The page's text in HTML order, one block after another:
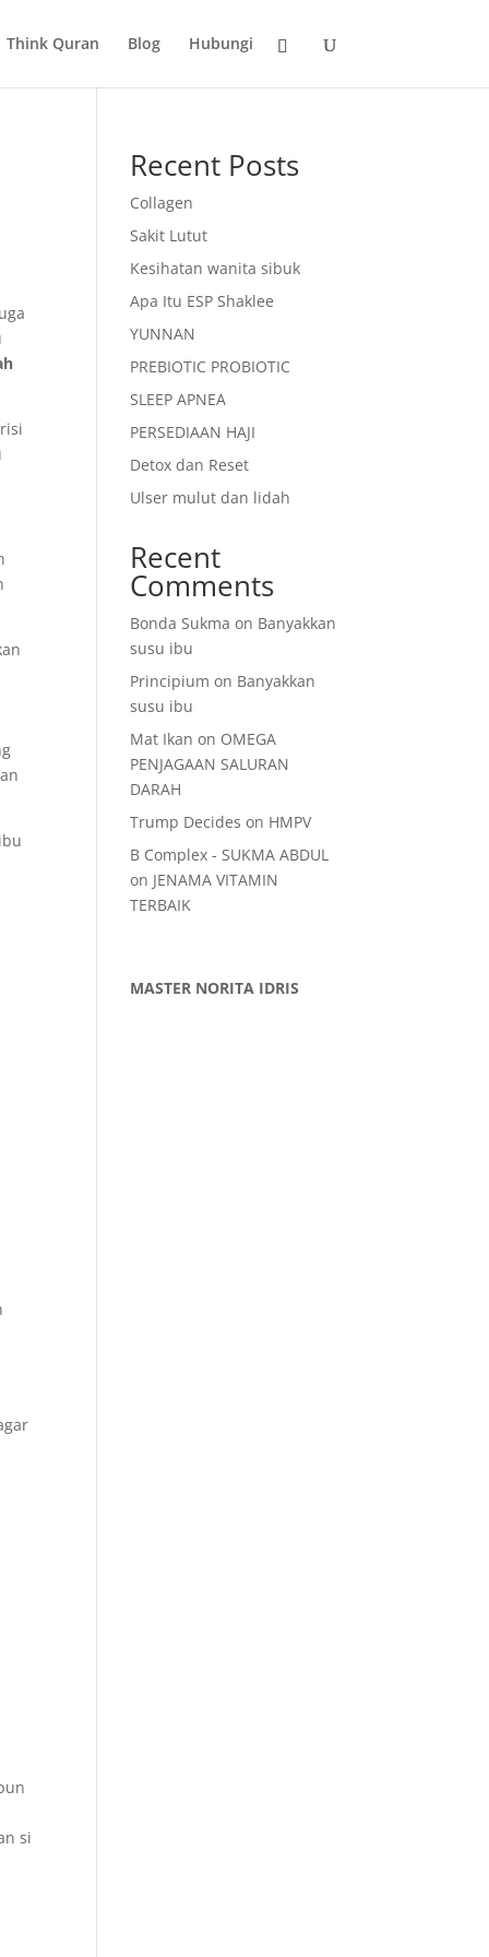
Think Quran Blog Hubungi
si
Recent Posts
Collagen
Sakit Lutut
Kesihatan wanita sibuk
Apa Itu ESP Shaklee
YUNNAN
PREBIOTIC PROBIOTIC
SLEEP APNEA
PERSEDIAAN HAJI
Detox dan Reset
Ulser mulut dan lidah
Recent
Comments
Bonda Sukma on Banyakkan
susu ibu
Principium on Banyakkan
susu ibu
Mat Ikan on OMEGA
PENJAGAAN SALURAN
DARAH
Trump Decides on HMPV
B Complex - SUKMA ABDUL
on JENAMA VITAMIN
TERBAIK
MASTER NORITA IDRIS